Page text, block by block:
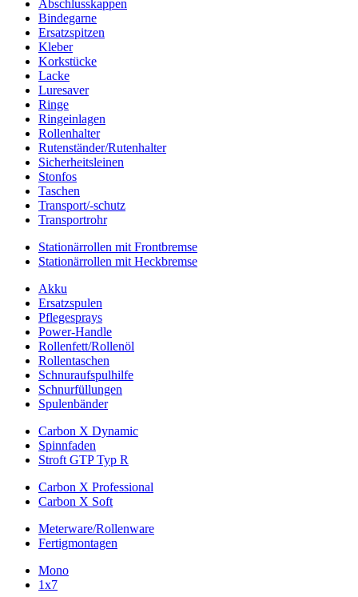
Abschlusskappen
Bindegarne
Ersatzspitzen
Kleber
Korkstücke
Lacke
Luresaver
Ringe
Ringeinlagen
Rollenhalter
Rutenständer/Rutenhalter
Sicherheitsleinen
Stonfos
Taschen
Transport/-schutz
Transportrohr
Stationärrollen mit Frontbremse
Stationärrollen mit Heckbremse
Akku
Ersatzspulen
Pflegesprays
Power-Handle
Rollenfett/Rollenöl
Rollentaschen
Schnuraufspulhilfe
Schnurfüllungen
Spulenbänder
Carbon X Dynamic
Spinnfaden
Stroft GTP Typ R
Carbon X Professional
Carbon X Soft
Meterware/Rollenware
Fertigmontagen
Mono
1x7